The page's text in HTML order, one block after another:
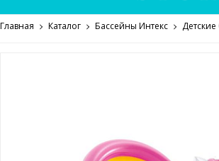
Главная Каталог Бассейны Интекс